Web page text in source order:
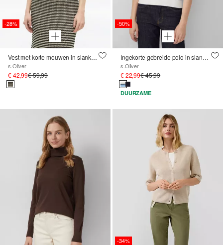
-28%
Vest met korte mouwen in slanke pasvorm
s.Oliver
€ 42,99€ 59,99
-50%
Ingekorte gebreide polo in slanke pasvorm
s.Oliver
€ 22,99€ 45,99
DUURZAME
-34%